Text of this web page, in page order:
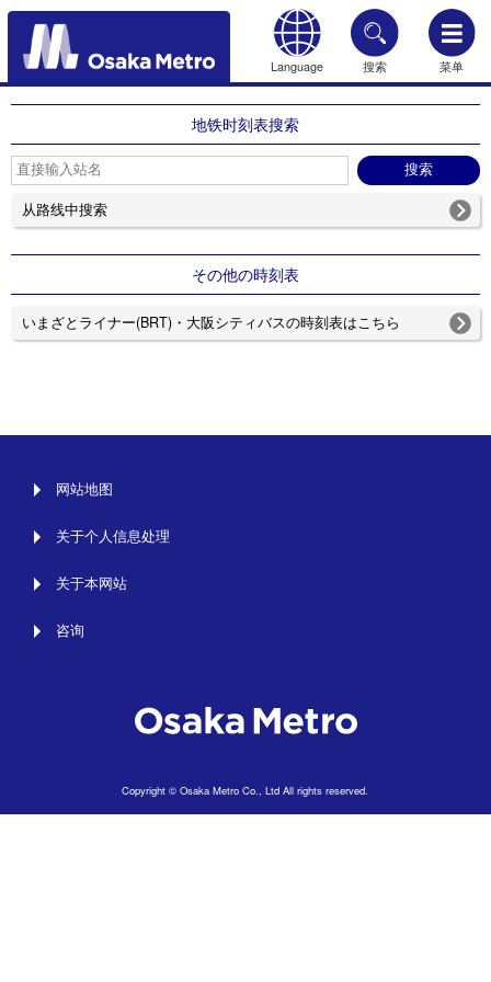
Language 搜索 菜单
HOME
地铁时刻表搜索
从路线中搜索
その他の時刻表
いまざとライナー(BRT)・大阪シティバスの時刻表はこちら
网站地图
关于个人信息处理
关于本网站
咨询
Copyright © Osaka Metro Co., Ltd All rights reserved.